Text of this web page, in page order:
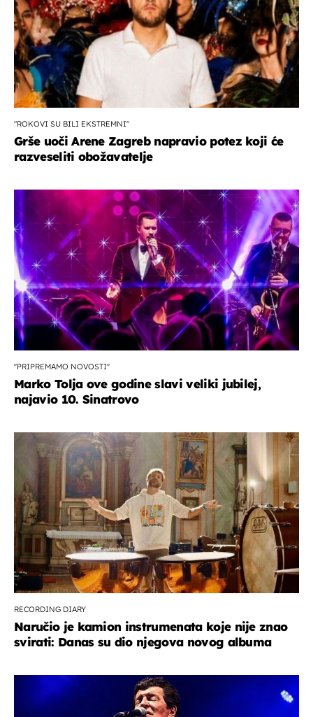
"ROKOVI SU BILI EKSTREMNI"
Grše uoči Arene Zagreb napravio potez koji će
razveseliti obožavatelje
''PRIPREMAMO NOVOSTI''
Marko Tolja ove godine slavi veliki jubilej,
najavio 10. Sinatrovo
RECORDING DIARY
Naručio je kamion instrumenata koje nije znao
svirati: Danas su dio njegova novog albuma